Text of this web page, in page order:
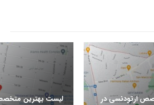
ارتودنسی در
لیست بهترین